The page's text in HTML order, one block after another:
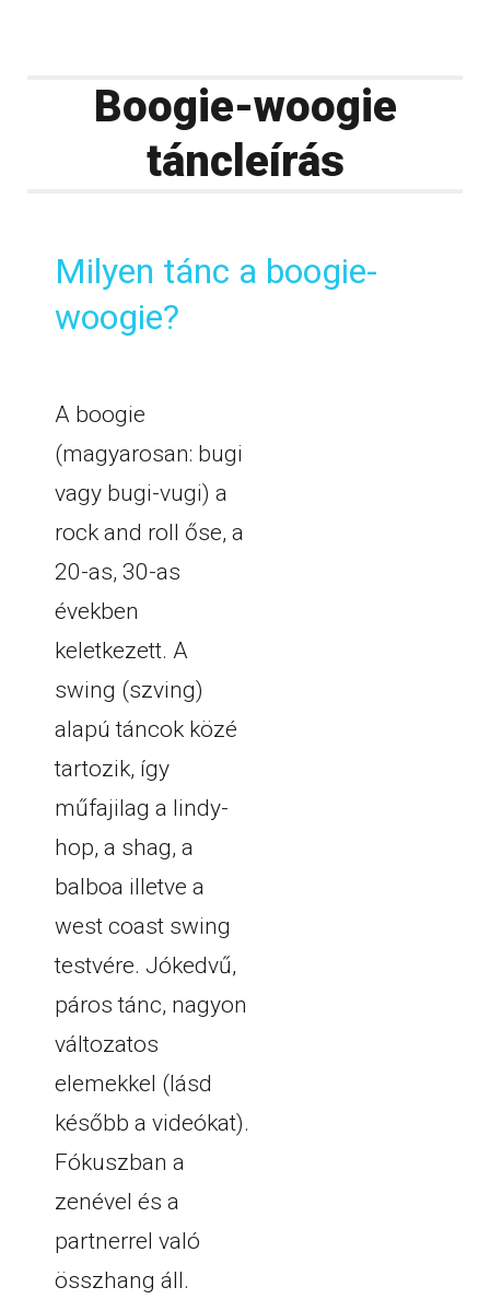
Boogie-woogie
táncleírás
Milyen tánc a boogie-
woogie?
A boogie
(magyarosan: bugi
vagy bugi-vugi) a
rock and roll őse, a
20-as, 30-as
években
keletkezett. A
swing (szving)
alapú táncok közé
tartozik, így
műfajilag a lindy-
hop, a shag, a
balboa illetve a
west coast swing
testvére. Jókedvű,
páros tánc, nagyon
változatos
elemekkel (lásd
később a videókat).
Fókuszban a
zenével és a
partnerrel való
összhang áll.